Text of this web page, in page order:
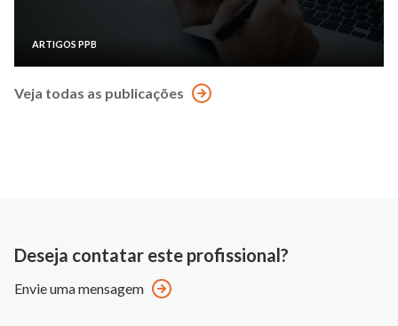
ARTIGOS PPB
Veja todas as publicações
Deseja contatar este profissional?
Envie uma mensagem